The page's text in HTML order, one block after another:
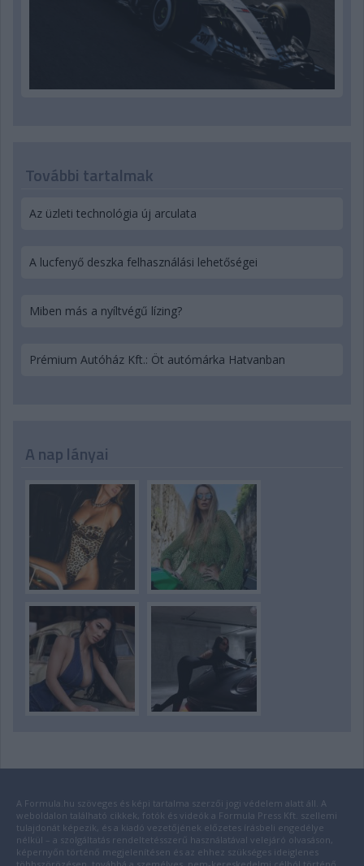
További tartalmak
Az üzleti technológia új arculata
A lucfenyő deszka felhasználási lehetőségei
Miben más a nyíltvégű lízing?
Prémium Autóház Kft.: Öt autómárka Hatvanban
A nap lányai
A Formula.hu szöveges és képi tartalma szerzői jogi védelem alatt áll. A
weboldalon található cikkek, fotók és videók a Formula Press Kft. szellemi
tulajdonát képezik, és a kiadó vezetőjének előzetes írásbeli engedélye
nélkül – a szolgáltatás rendeltetésszerű használatával velejáró olvasáson,
képernyőn történő megjelenítésen és az ehhez szükséges ideiglenes